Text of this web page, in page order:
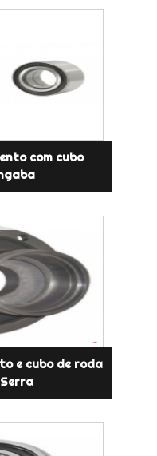
com cubo
e cubo de roda